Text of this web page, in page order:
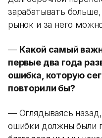
зарабатывать
рынок и за него
— Какой самый
первые два года
ошибка, которую
повторили бы?
— Оглядываясь
ошибки должны были